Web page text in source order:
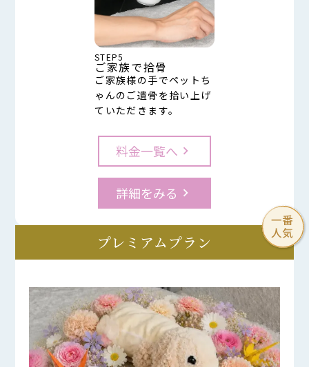
STEP5
ご家族で拾骨
ご家族様の手でペットち
ゃんのご遺骨を拾い上げ
ていただきます。
料金一覧へ keyboard_arrow_right
詳細をみる keyboard_arrow_right
プレミアムプラン